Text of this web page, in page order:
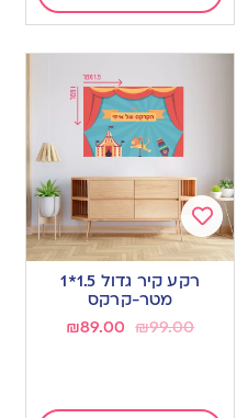
Add
wishlist
רקע קיר גדול 1.5*1
מטר-קרקס
₪99.00
₪89.00